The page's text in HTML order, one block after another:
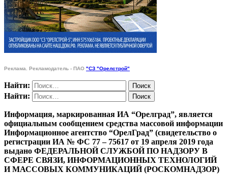
Реклама. Рекламодатель - ПАО "СЗ "Орелстрой"
Найти:
Найти:
Информация, маркированная ИА “Орелград”, является
официальным сообщением средства массовой информации
Информационное агентство “ОрелГрад” (свидетельство о
регистрации ИА № ФС 77 – 75617 от 19 апреля 2019 года
выдано ФЕДЕРАЛЬНОЙ СЛУЖБОЙ ПО НАДЗОРУ В
СФЕРЕ СВЯЗИ, ИНФОРМАЦИОННЫХ ТЕХНОЛОГИЙ
И МАССОВЫХ КОММУНИКАЦИЙ (РОСКОМНАДЗОР)